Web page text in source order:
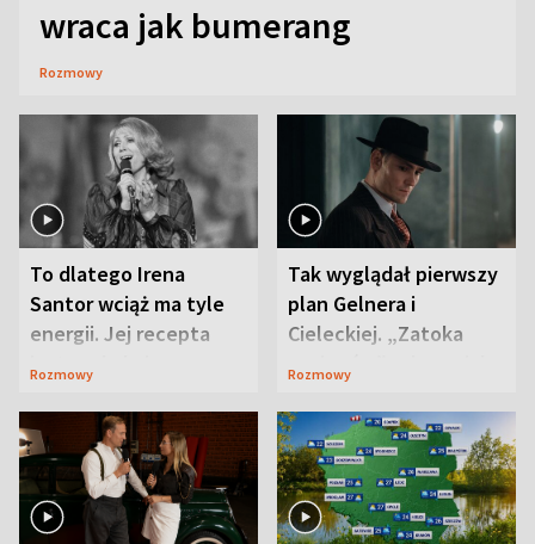
wraca jak bumerang
Rozmowy
To dlatego Irena
Santor wciąż ma tyle
energii. Jej recepta
jest zaskakująco
Rozmowy
Tak wyglądał pierwszy
plan Gelnera i
Cieleckiej. „Zatoka
szpiegów” od razu ich
Rozmowy